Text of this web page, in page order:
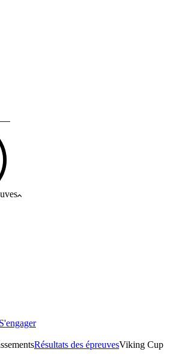
Résultats des épreuvesViking Cup